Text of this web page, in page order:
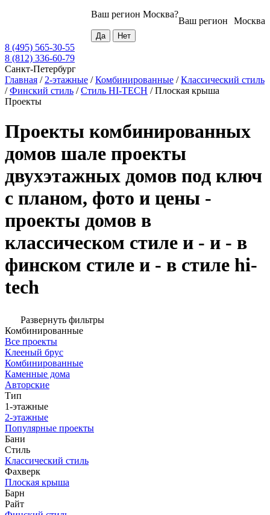
Москва
Ваш регион
Ваш регион Москва?
8 (495) 565-30-55
8 (812) 336-60-79
Санкт-Петербург
Главная / 2-этажные /Комбинированные /Классический стиль
/Финский стиль /Стиль HI-TECH /Плоская крыша
Проекты
Проекты комбинированных
домов шале проекты
двухэтажных домов под ключ
с планом, фото и цены -
проекты домов в
классическом стиле и - и - в
финском стиле и - в стиле hi-
tech
Развернуть фильтры
Комбинированные
Все проекты
Клееный брус
Комбинированные
Каменные дома
Авторские
Тип
1-этажные
2-этажные
Популярные проекты
Бани
Стиль
Классический стиль
Фахверк
Плоская крыша
Барн
Райт